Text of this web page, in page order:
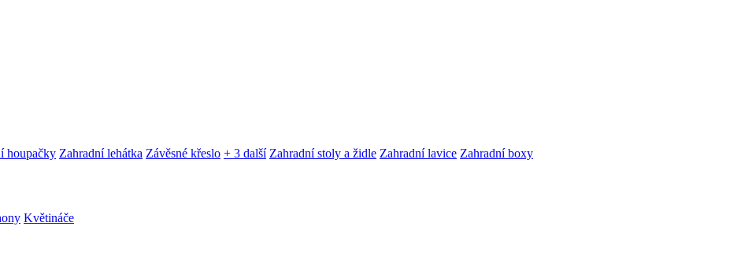
houpačky Zahradní lehátka Závěsné křeslo + 3 další Zahradní stoly a židle Zahradní lavice Zahradní boxy
Květináče